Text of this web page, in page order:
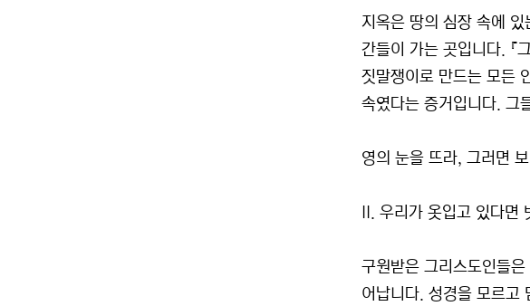
지옥은 땅의 심장 속에
간들이 가는 곳입니다.
짓말쟁이로 만드는 모든
속였다는 증거입니다. 그
영의 눈을 뜨라, 그러면
II. 우리가 옷입고 있다
구원받은 그리스도인들
어납니다. 성경을 모르고